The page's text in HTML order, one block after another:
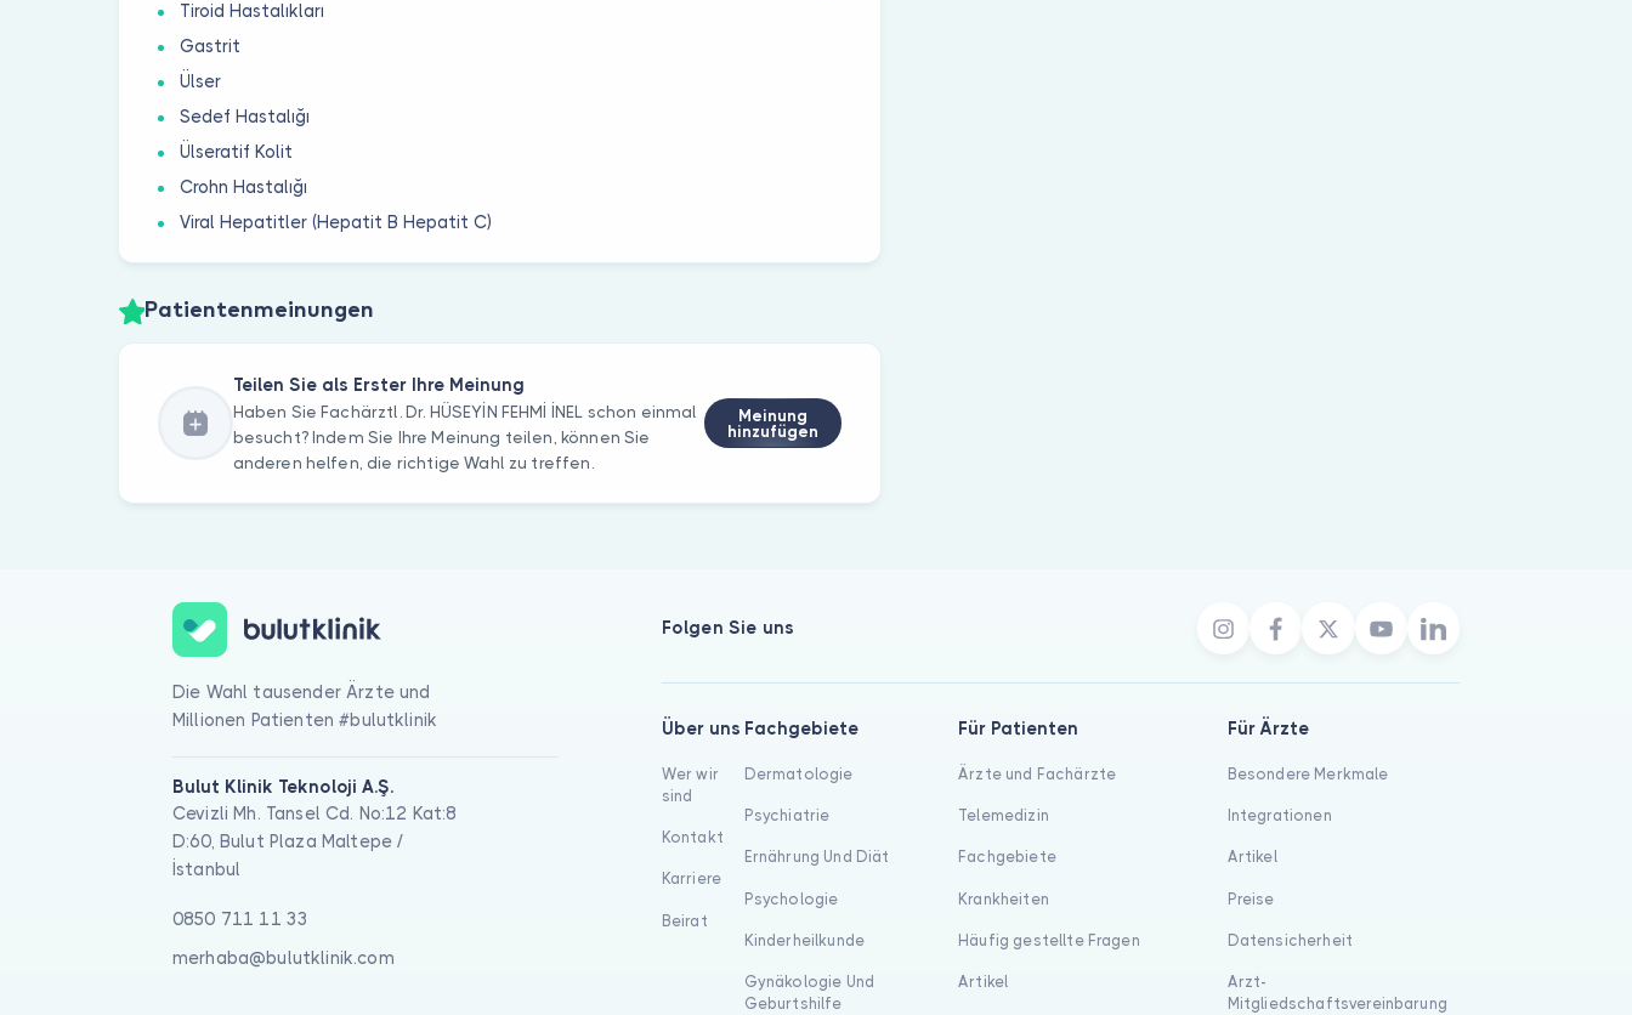
Tiroid Hastalıkları
Gastrit
Ülser
Sedef Hastalığı
Ülseratif Kolit
Crohn Hastalığı
Viral Hepatitler (Hepatit B Hepatit C)
Patientenmeinungen
Teilen Sie als Erster Ihre Meinung
Haben Sie Fachärztl. Dr. HÜSEYİN FEHMİ İNEL schon einmal
besucht? Indem Sie Ihre Meinung teilen, können Sie
anderen helfen, die richtige Wahl zu treffen.
Meinung
hinzufügen
Die Wahl tausender Ärzte und
Millionen Patienten #bulutklinik
Bulut Klinik Teknoloji A.Ş.
Cevizli Mh. Tansel Cd. No:12 Kat:8
D:60, Bulut Plaza Maltepe /
İstanbul
0850 711 11 33
merhaba@bulutklinik.com
Folgen Sie uns
Über uns
Wer wir
sind
Kontakt
Karriere
Beirat
Fachgebiete
Dermatologie
Psychiatrie
Ernährung Und Diät
Psychologie
Kinderheilkunde
Gynäkologie Und
Geburtshilfe
Für Patienten
Ärzte und Fachärzte
Telemedizin
Fachgebiete
Krankheiten
Häufig gestellte Fragen
Artikel
Für Ärzte
Besondere Merkmale
Integrationen
Artikel
Preise
Datensicherheit
Arzt-
Mitgliedschaftsvereinbarung